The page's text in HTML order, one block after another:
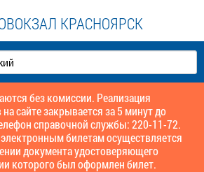
КРАСНОЯРСК
без комиссии. Реализация
сайте закрывается за 5 минут до
справочной службы: 220-11-72.
билетам осуществляется
документа удостоверяющего
которого был оформлен билет.